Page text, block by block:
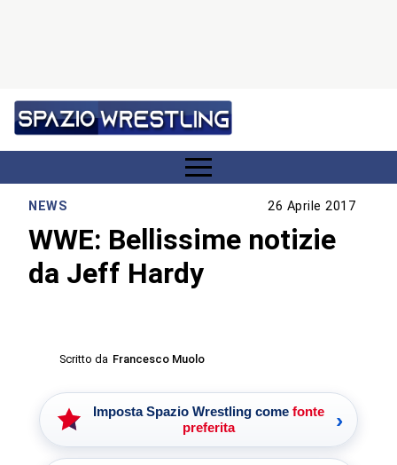
NEWS 26 Aprile 2017
WWE: Bellissime notizie
da Jeff Hardy
Scritto da Francesco Muolo
Imposta Spazio Wrestling come fonte
preferita
›